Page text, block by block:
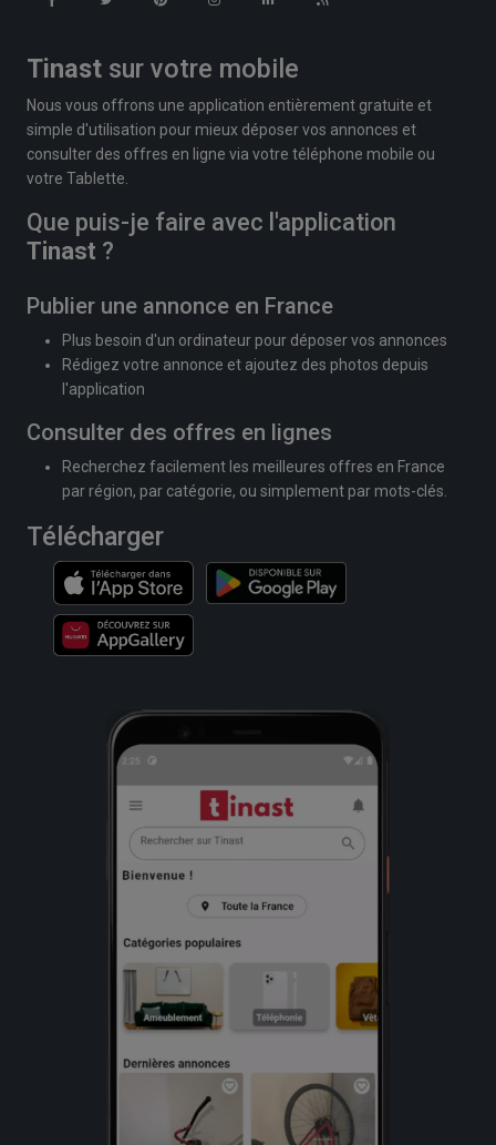
Tinast sur votre mobile
Nous vous offrons une application entièrement gratuite et
simple d'utilisation pour mieux déposer vos annonces et
consulter des offres en ligne via votre téléphone mobile ou
votre Tablette.
Que puis-je faire avec l'application
Tinast ?
Publier une annonce en France
Plus besoin d'un ordinateur pour déposer vos annonces
Rédigez votre annonce et ajoutez des photos depuis
l'application
Consulter des offres en lignes
Recherchez facilement les meilleures offres en France
par région, par catégorie, ou simplement par mots-clés.
Télécharger